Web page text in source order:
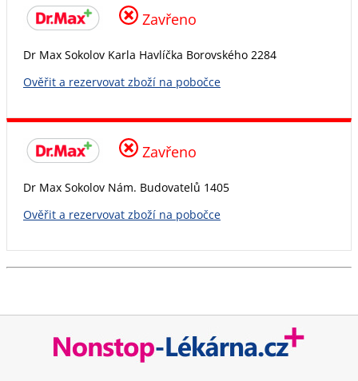
Zavřeno
Dr Max Sokolov Karla Havlíčka Borovského 2284
Ověřit a rezervovat zboží na pobočce
Zavřeno
Dr Max Sokolov Nám. Budovatelů 1405
Ověřit a rezervovat zboží na pobočce